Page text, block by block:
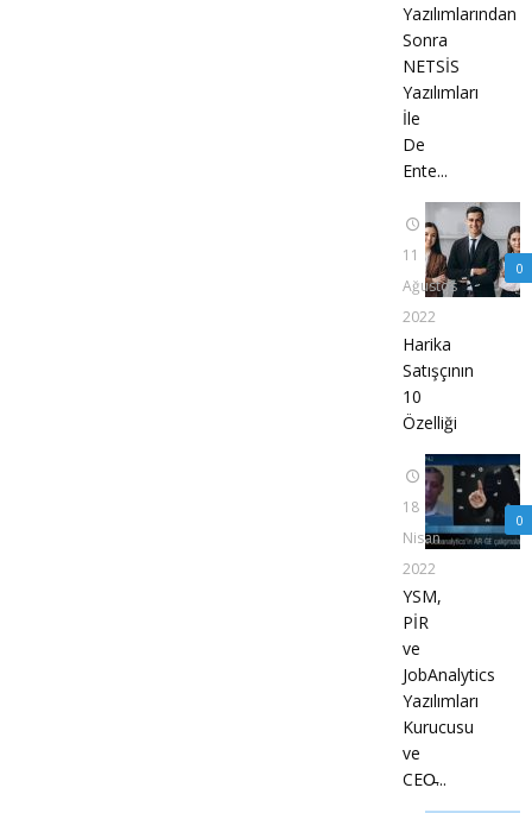
Yazılımlarından
Sonra
NETSİS
Yazılımları
İle
De
Ente...
0
11
Ağustos
2022
Harika
Satışçının
10
Özelliği
0
18
Nisan
2022
YSM,
PİR
ve
JobAnalytics
Yazılımları
Kurucusu
ve
CEO̵...